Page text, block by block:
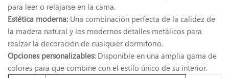
para leer o relajarse en la cama.
Estética moderna: Una combinación perfecta de la calidez de
la madera natural y los modernos detalles metálicos para
realzar la decoración de cualquier dormitorio.
Opciones personalizables: Disponible en una amplia gama de
colores para que combine con el estilo único de su interior.